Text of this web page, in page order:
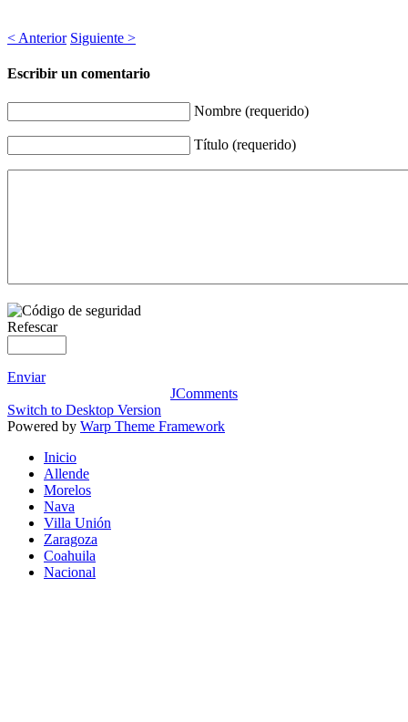
< Anterior Siguiente >
Escribir un comentario
Nombre (requerido)
Título (requerido)
Refescar
Enviar
JComments
Switch to Desktop Version
Powered by Warp Theme Framework
Inicio
Allende
Morelos
Nava
Villa Unión
Zaragoza
Coahuila
Nacional